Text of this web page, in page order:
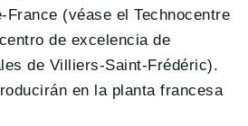
France (véase el Technocentre
de excelencia de
de Villiers-Saint-Frédéric).
en la planta francesa